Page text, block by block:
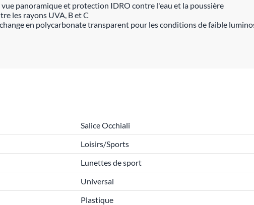
panoramique et protection IDRO contre l'eau et la poussière
les rayons UVA, B et C
en polycarbonate transparent pour les conditions de faible
Salice Occhiali
Loisirs/Sports
Lunettes de sport
Universal
Plastique